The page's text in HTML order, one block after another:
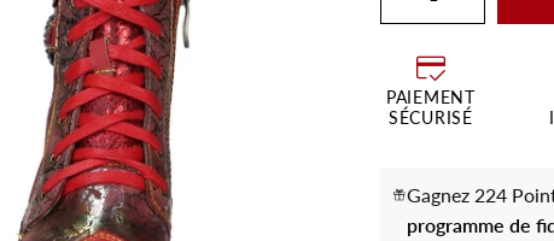
PAIEMENT
SÉCURISÉ
Gagnez 224
programme de